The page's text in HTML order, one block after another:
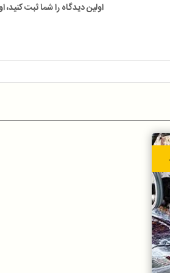
اولین دیدگاه را شما ثبت کنید،